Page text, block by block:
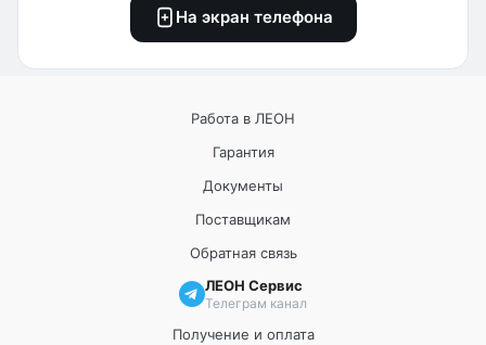
На экран телефона
Работа в ЛЕОН
Гарантия
Документы
Поставщикам
Обратная связь
ЛЕОН Сервис
Телеграм канал
Получение и оплата